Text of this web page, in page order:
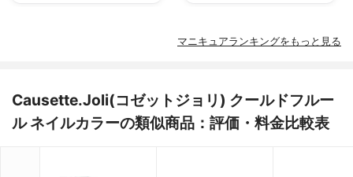
マニキュアランキングをもっと見る
Causette.Joli(コゼットジョリ) クールドフルー
ル ネイルカラーの類似商品：評価・料金比較表